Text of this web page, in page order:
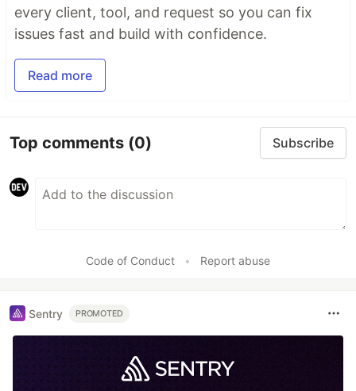
every client, tool, and request so you can fix
issues fast and build with confidence.
Read more
Top comments (0) Subscribe
Code of Conduct • Report abuse
Sentry PROMOTED